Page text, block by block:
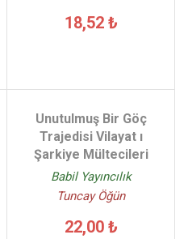
18,52 ₺
Unutulmuş Bir Göç
Trajedisi Vilayat ı
Şarkiye Mültecileri
Babil Yayıncılık
Tuncay Öğün
22,00 ₺